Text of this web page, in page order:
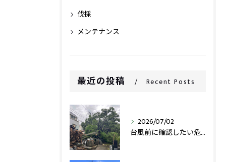
伐採
メンテナンス
最近の投稿 Recent Posts
2026/07/02
台風前に確認したい危険木チェックリスト